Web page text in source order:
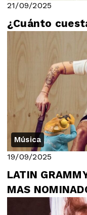
21/09/2025
¿Cuánto
Música
19/09/2025
LATIN
MAS